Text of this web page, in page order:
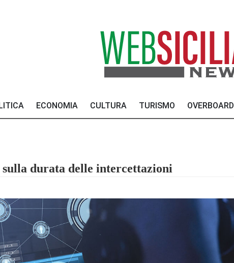
ECONOMIA CULTURA TURISMO OVERBOARD
durata delle intercettazioni